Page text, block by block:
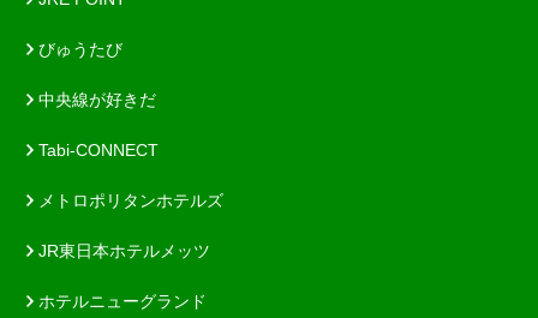
びゅうたび
中央線が好きだ
Tabi-CONNECT
メトロポリタンホテルズ
JR東日本ホテルメッツ
ホテルニューグランド